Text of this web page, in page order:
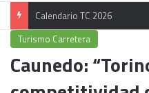
Calendario TC 2026
Turismo Carretera
Caunedo: